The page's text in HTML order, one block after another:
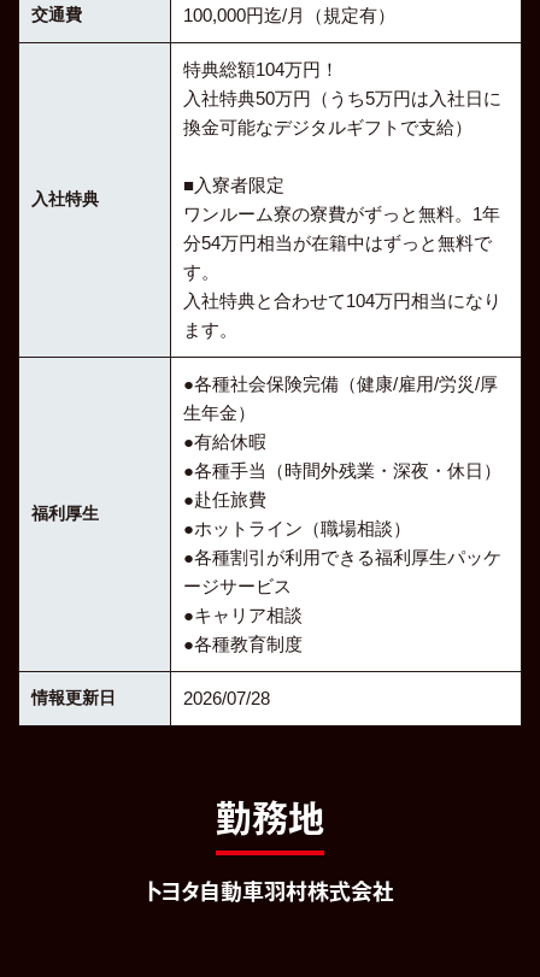
交通費 100,000円迄/月（規定有）
入社特典
特典総額104万円！
入社特典50万円（うち5万円は入社日に
換金可能なデジタルギフトで支給）
■入寮者限定
ワンルーム寮の寮費がずっと無料。1年
分54万円相当が在籍中はずっと無料で
す。
入社特典と合わせて104万円相当になり
ます。
福利厚生
●各種社会保険完備（健康/雇用/労災/厚
生年金）
●有給休暇
●各種手当（時間外残業・深夜・休日）
●赴任旅費
●ホットライン（職場相談）
●各種割引が利用できる福利厚生パッケ
ージサービス
●キャリア相談
●各種教育制度
情報更新日 2026/07/28
勤務地
トヨタ自動車羽村株式会社